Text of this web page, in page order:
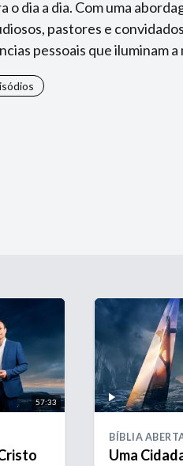
o dia a dia. Com uma
pastores e
pessoais que iluminam
57:33
BÍBLIA
Uma